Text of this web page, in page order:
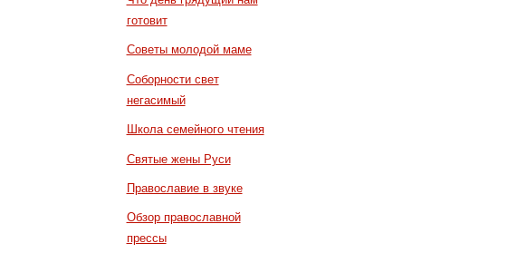
готовит
Советы молодой маме
Соборности свет
негасимый
Школа семейного чтения
Святые жены Руси
Православие в звуке
Обзор православной
прессы